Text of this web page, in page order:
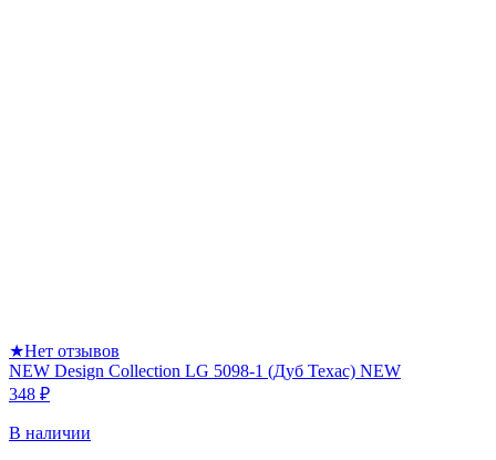
★Нет отзывов
NEW Design Collection LG 5098-1 (Дуб Техас) NEW
348 ₽
В наличии